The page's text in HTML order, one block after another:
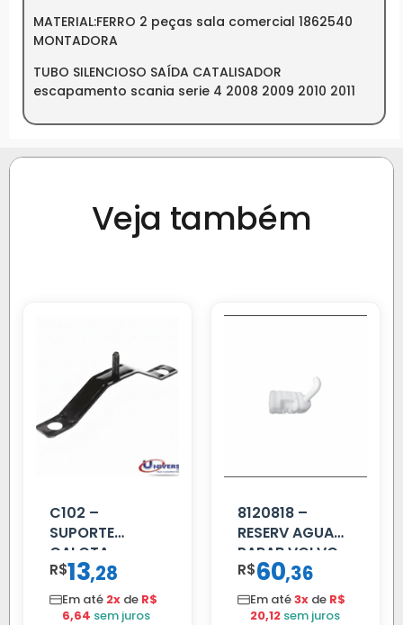
MATERIAL:FERRO 2 peças sala comercial 1862540
MONTADORA
TUBO SILENCIOSO SAÍDA CATALISADOR
escapamento scania serie 4 2008 2009 2010 2011
Veja também
C102 –
SUPORTE
CALOTA
DIANTEIRA
RODA 10 FUROS
R$13,28
Em até 2x de R$
6,64 sem juros
8120818 –
RESERV AGUA
PARAB VOLVO
EDC
R$60,36
Em até3x de R$
20,12 sem juros